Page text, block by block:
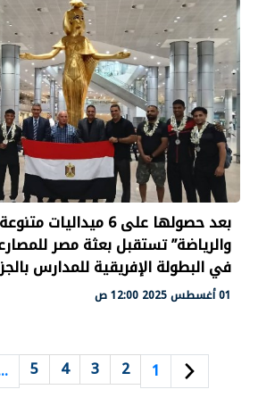
بعد حصولها على 6
والرياضة” تستقبل بعثة مصر
في البطولة الإفريقية للمدارس
01 أغسطس 2025 12:00 ص
1
2
3
4
5